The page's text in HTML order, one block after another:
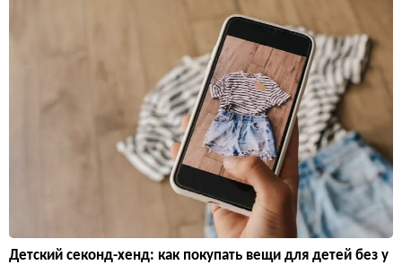
Детский секонд-хенд: как покупать вещи для детей без у